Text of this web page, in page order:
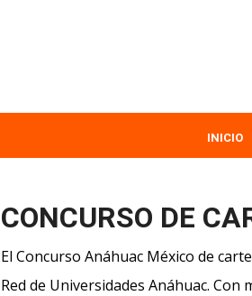
INICIO
CONCURSO DE
El Concurso Anáhuac México de
Red de Universidades Anáhuac.